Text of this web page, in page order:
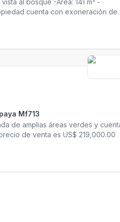
al bosque -Área: 141 m² -
cuenta con exoneración de
Mf713
de amplias áreas verdes y
de venta es US$ 219,000.00